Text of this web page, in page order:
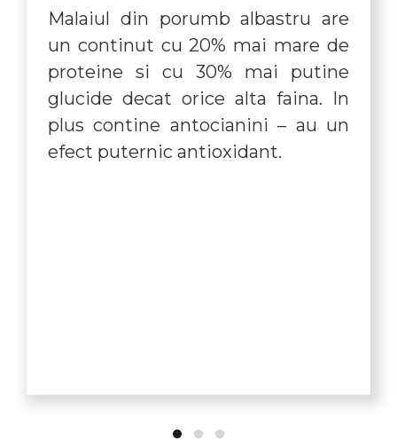
Malaiul din porumb albastru are
un continut cu 20% mai mare de
proteine si cu 30% mai putine
glucide decat orice alta faina. In
plus contine antocianini – au un
efect puternic antioxidant.